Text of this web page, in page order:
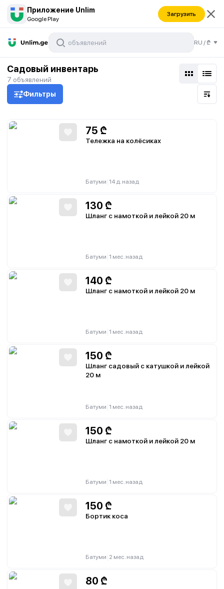
Приложение Unlim
Google Play
Загрузить
RU /₾
Садовый инвентарь
7 объявлений
Фильтры
75 ₾
Тележка на колёсиках
Батуми 14 д. назад
130 ₾
Шланг с намоткой и лейкой 20 м
Батуми 1 мес. назад
140 ₾
Шланг с намоткой и лейкой 20 м
Батуми 1 мес. назад
150 ₾
Шланг садовый с катушкой и лейкой
20 м
Батуми 1 мес. назад
150 ₾
Шланг с намоткой и лейкой 20 м
Батуми 1 мес. назад
150 ₾
Бортик коса
Батуми 2 мес. назад
80 ₾